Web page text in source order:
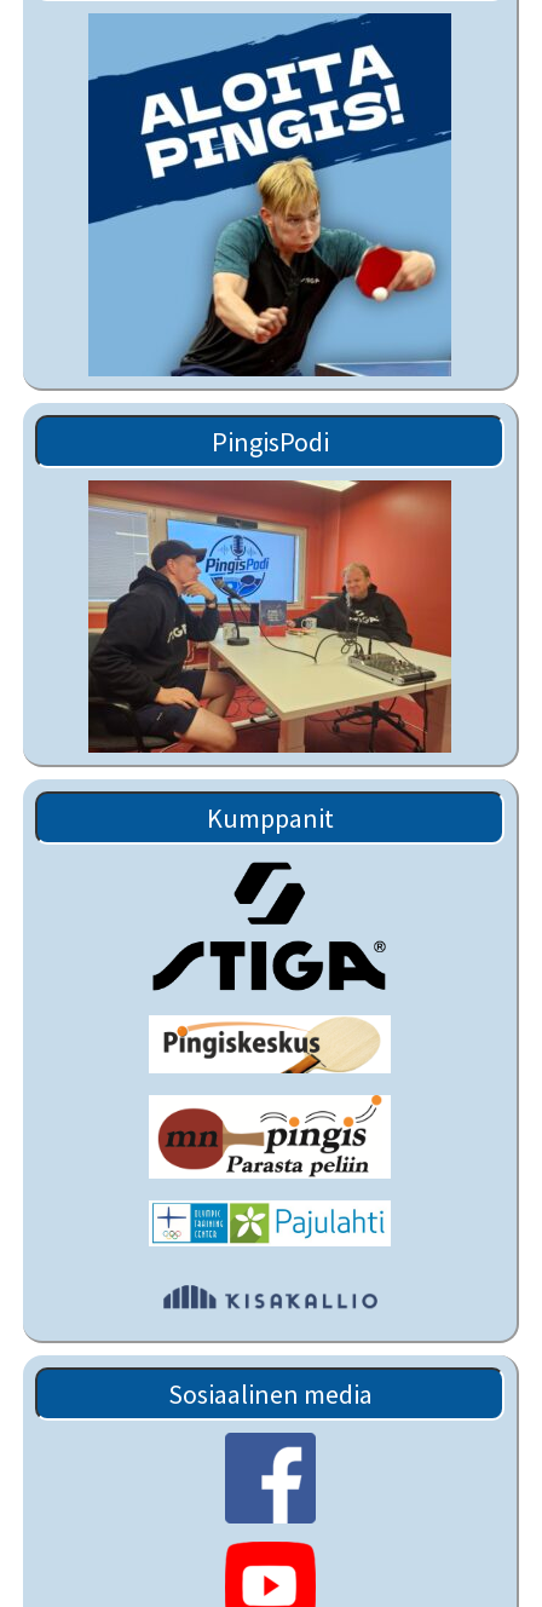
PingisPodi
Kumppanit
Sosiaalinen media